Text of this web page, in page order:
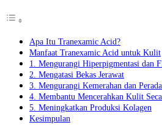
Apa Itu Tranexamic Acid?
Manfaat Tranexamic Acid untuk Kulit
1. Mengurangi Hiperpigmentasi dan
2. Mengatasi Bekas Jerawat
3. Mengurangi Kemerahan dan
4. Membantu Mencerahkan Kulit
5. Meningkatkan Produksi Kolagen
Kesimpulan